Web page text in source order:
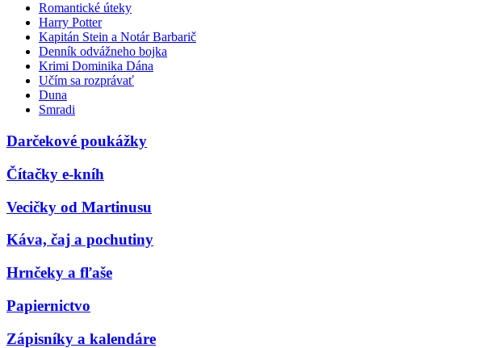
Romantické úteky
Harry Potter
Kapitán Stein a Notár Barbarič
Denník odvážneho bojka
Krimi Dominika Dána
Učím sa rozprávať
Duna
Smradi
Darčekové poukážky
Čítačky e-kníh
Vecičky od Martinusu
Káva, čaj a pochutiny
Hrnčeky a fľaše
Papiernictvo
Zápisníky a kalendáre